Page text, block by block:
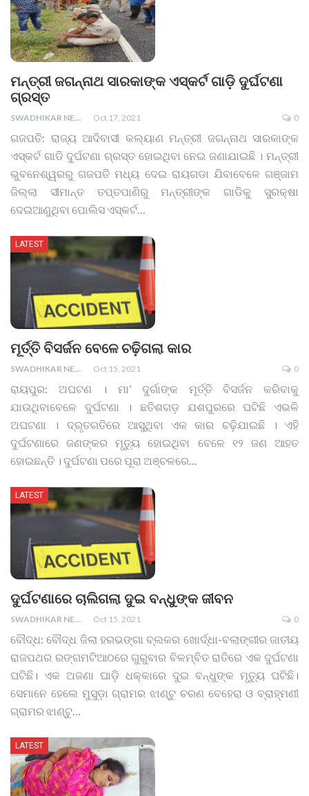
ମନ୍ତ୍ରୀ ଜଗନ୍ନାଥ ସାରକାଙ୍କ ଏସ୍କର୍ଟ ଗାଡ଼ି ଦୁର୍ଘଟଣା
ଗ୍ରସ୍ତ
SWADHIKAR NEWS Oct 17, 2021 0
ଗଜପତି: ରାଜ୍ୟ ଆଦିବାସୀ କଲ୍ୟାଣ ମନ୍ତ୍ରୀ ଜଗନ୍ନାଥ ସାରକାଙ୍କ
ଏସ୍କର୍ଟ ଗାଡି ଦୁର୍ଘଟଣା ଗ୍ରସ୍ତ ହୋଇଥିବା ନେଇ ଜଣାଯାଇଛି । ମନ୍ତ୍ରୀ
ଭୁବନେଶ୍ୱରରୁ ଗଜପତି ମଧ୍ୟ ଦେଇ ରାୟଗଡା ଯିବାବେଳେ ଗଞ୍ଜାମ
ଜିଲ୍ଲା ସୀମାନ୍ତ ତପ୍ତପାଣିରୁ ମନ୍ତ୍ରୀଙ୍କ ଗାଡିକୁ ସୁରକ୍ଷା
ଦେଇଆଣୁଥିବା ପୋଲିସ ଏସ୍କର୍ଟ…
LATEST
ମୂର୍ତ୍ତି ବିସର୍ଜନ ବେଳେ ଚଢ଼ିଗଲା କାର
SWADHIKAR NEWS Oct 15, 2021 0
ରାୟପୁର: ଅଘଟଣ । ମା’ ଦୁର୍ଗାଙ୍କ ମୂର୍ତ୍ତି ବିସର୍ଜନ କରିବାକୁ
ଯାଉଥିବାବେଳେ ଦୁର୍ଘଟଣା । ଛତିଶଗଡ଼ ଯଶପୁରରେ ଘଟିଛି ଏଭଳି
ଅଘଟଣା । ଦ୍ରୃତଗତିରେ ଆସୁଥିବା ଏକ କାର ଚଢ଼ିଯାଇଛି । ଏହି
ଦୁର୍ଘଟଣାରେ ଜଣଙ୍କର ମୃତ୍ୟୁ ହୋଇଥିବା ବେଳେ ୧୨ ଜଣ ଆହତ
ହୋଇଛନ୍ତି । ଦୁର୍ଘଟଣା ପରେ ପୂରା ଅଞ୍ଚଳରେ
LATEST
ଦୁର୍ଘଟଣାରେ ଚାଲିଗଲା ଦୁଇ ବନ୍ଧୁଙ୍କ ଜୀବନ
SWADHIKAR NEWS Oct 15, 2021 0
ବୌଦ୍ଧ: ବୌଦ୍ଧ ଜିଲା ହରଭଙ୍ଗା ବ୍ଲକର ଖୋର୍ଦ୍ଧା-ବଲାଙ୍ଗୀର ଜାତୀୟ
ରାଜପଥର ରଙ୍ଗମଟିଆଠରେ ଗୁରୁବାର ବିଳମ୍ବିତ ରାତିରେ ଏକ ଦୁର୍ଘଟଣା
ଘଟିଛି। ଏକ ଅଜଣା ଘାଡ଼ି ଧକ୍କାରେ ଦୁଇ ବନ୍ଧୁଙ୍କ ମୃତ୍ୟୁ ଘଟିଛି।
ସେମାନେ ହେଲେ ମୁସୁଡ଼ା ଗ୍ରାମର ଝାଣ୍ଟୁ ଚରଣ ବେହେରା ଓ ବ୍ରାହ୍ମଣୀ
ଗ୍ରାମର ଝାଣ୍ଟୁ…
LATEST